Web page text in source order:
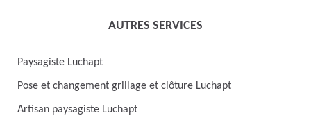
AUTRES SERVICES
Paysagiste Luchapt
Pose et changement grillage et clôture Luchapt
Artisan paysagiste Luchapt